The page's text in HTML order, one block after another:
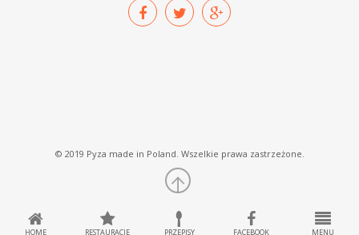
© 2019 Pyza made in Poland. Wszelkie prawa zastrzeżone.
HOME RESTAURACJE PRZEPISY FACEBOOK MENU